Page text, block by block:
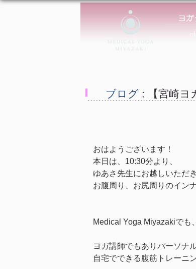
ブログ : 【宮崎ヨ
おはようございます！
本日は、10:30分より、
ゆあさ先生にお越しいただき
お腹周り、お尻周りのイン
Medical Yoga Miyazakiでも
ヨガ講師でもありパーソナ
自宅でできる腹筋トレーニ